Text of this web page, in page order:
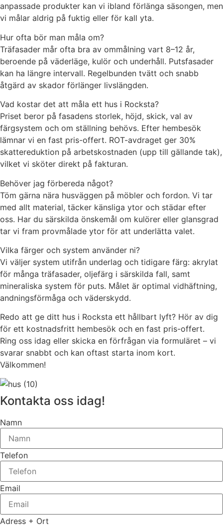
anpassade produkter kan vi ibland förlänga säsongen, men
vi målar aldrig på fuktig eller för kall yta.
Hur ofta bör man måla om?
Träfasader mår ofta bra av ommålning vart 8–12 år,
beroende på väderläge, kulör och underhåll. Putsfasader
kan ha längre intervall. Regelbunden tvätt och snabb
åtgärd av skador förlänger livslängden.
Vad kostar det att måla ett hus i Rocksta?
Priset beror på fasadens storlek, höjd, skick, val av
färgsystem och om ställning behövs. Efter hembesök
lämnar vi en fast pris-offert. ROT-avdraget ger 30%
skattereduktion på arbetskostnaden (upp till gällande tak),
vilket vi sköter direkt på fakturan.
Behöver jag förbereda något?
Töm gärna nära husväggen på möbler och fordon. Vi tar
med allt material, täcker känsliga ytor och städar efter
oss. Har du särskilda önskemål om kulörer eller glansgrad
tar vi fram provmålade ytor för att underlätta valet.
Vilka färger och system använder ni?
Vi väljer system utifrån underlag och tidigare färg: akrylat
för många träfasader, oljefärg i särskilda fall, samt
mineraliska system för puts. Målet är optimal vidhäftning,
andningsförmåga och väderskydd.
Redo att ge ditt hus i Rocksta ett hållbart lyft? Hör av dig
för ett kostnadsfritt hembesök och en fast pris-offert.
Ring oss idag eller skicka en förfrågan via formuläret – vi
svarar snabbt och kan oftast starta inom kort.
Välkommen!
Kontakta oss idag!
Namn
Telefon
Email
Adress + Ort